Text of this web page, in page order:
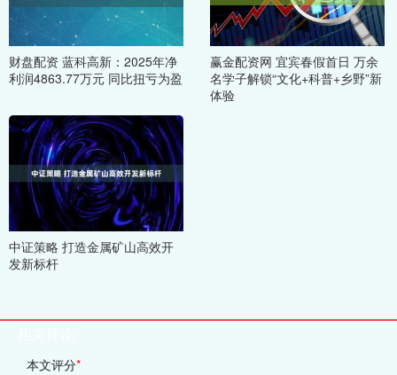
财盘配资 蓝科高新：2025年净
利润4863.77万元 同比扭亏为盈
赢金配资网 宜宾春假首日 万余
名学子解锁“文化+科普+乡野”新
体验
中证策略 打造金属矿山高效开
发新标杆
本文评分*